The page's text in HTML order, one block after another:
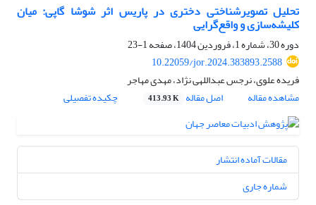
تحلیل تصویرشناختی دختری در پاریس اثر شوشا گاپی: میان
کلیشه‌سازی و واقع‌گرایی
دوره 30، شماره 1، فروردین 1404، صفحه
1-23
10.22059/jor.2024.383893.2588
فریده علوی، نرجس عبداللهی ‌نژاد، مهدی مهاجر
مشاهده مقاله
اصل مقاله 413.93 K چکیده تفصیلی
مقالات آماده انتشار
شماره جاری